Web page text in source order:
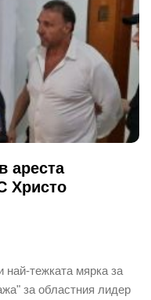
ареста
Христо
най-тежката мярка за
за областния лидер